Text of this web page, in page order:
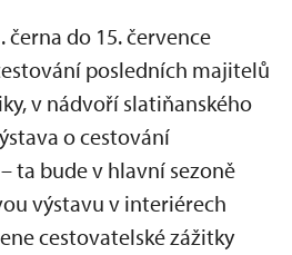
černa do 15. července
posledních majitelů
v nádvoří slatiňanského
o cestování
ta bude v hlavní sezoně
výstavu v interiérech
cestovatelské zážitky